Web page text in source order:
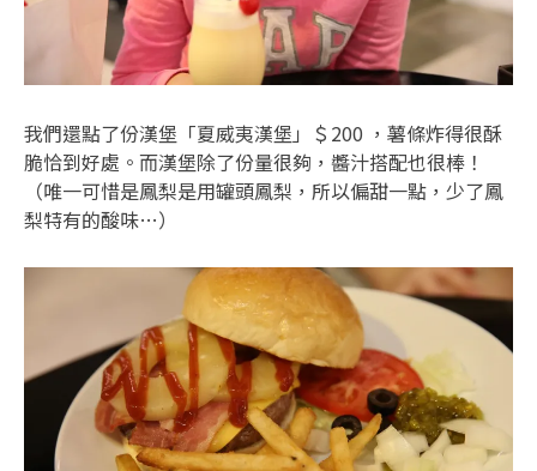
我們還點了份漢堡「夏威夷漢堡」＄200 ，薯條炸得很酥
脆恰到好處。而漢堡除了份量很夠，醬汁搭配也很棒！
（唯一可惜是鳳梨是用罐頭鳳梨，所以偏甜一點，少了鳳
梨特有的酸味…）